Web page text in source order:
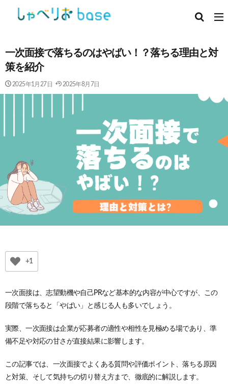
一次面接で落ちるのはやばい！？落ちる理由と対
策を紹介
2025年1月27日 2025年8月7日
+1
一次面接は、志望動機や自己PRなど基本的な内容が中心ですが、この
段階で落ちると「やばい」と感じる人も多いでしょう。
実際、一次面接は企業が応募者の適性や相性を見極める場であり、準
備不足や対応の甘さが直接結果に影響します。
この記事では、一次面接でよくある質問や評価ポイント、落ちる原因
と対策、そして気持ちの切り替え方まで、徹底的に解説します。